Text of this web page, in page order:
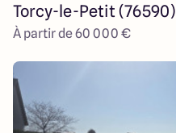
Torcy-le-Petit (76590)
À partir de 60 000 €